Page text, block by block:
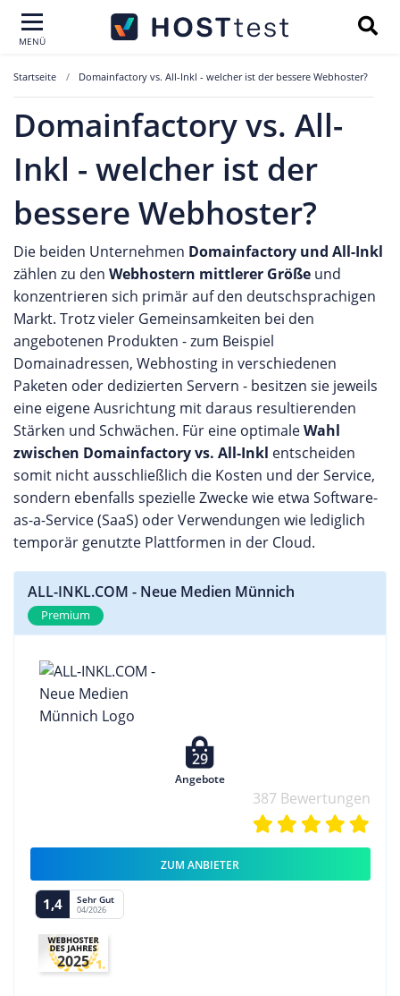
MENÜ
Startseite Domainfactory vs. All-Inkl - welcher ist der bessere Webhoster?
Domainfactory vs. All-
Inkl - welcher ist der
bessere Webhoster?
Die beiden Unternehmen Domainfactory und All-Inkl
zählen zu den Webhostern mittlerer Größe und
konzentrieren sich primär auf den deutschsprachigen
Markt. Trotz vieler Gemeinsamkeiten bei den
angebotenen Produkten - zum Beispiel
Domainadressen, Webhosting in verschiedenen
Paketen oder dedizierten Servern - besitzen sie jeweils
eine eigene Ausrichtung mit daraus resultierenden
Stärken und Schwächen. Für eine optimaleWahl
zwischen Domainfactory vs. All-Inkl entscheiden
somit nicht ausschließlich die Kosten und der Service,
sondern ebenfalls spezielle Zwecke wie etwa Software-
as-a-Service (SaaS) oder Verwendungen wie lediglich
temporär genutzte Plattformen in der Cloud.
ALL-INKL.COM - Neue Medien Münnich
Premium
29
Angebote
387 Bewertungen
ZUM ANBIETER
1,4 Sehr Gut
04/2026
2025